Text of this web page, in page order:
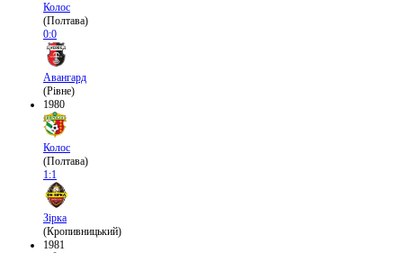
Колос
(Полтава)
0:0
Авангард
(Рівне)
1980
Колос
(Полтава)
1:1
Зірка
(Кропивницький)
1981